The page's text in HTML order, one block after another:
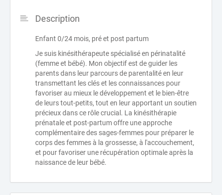
Description
Enfant 0/24 mois, pré et post partum
Je suis kinésithérapeute spécialisé en périnatalité
(femme et bébé). Mon objectif est de guider les
parents dans leur parcours de parentalité en leur
transmettant les clés et les connaissances pour
favoriser au mieux le développement et le bien-être
de leurs tout-petits, tout en leur apportant un soutien
précieux dans ce rôle crucial. La kinésithérapie
prénatale et post-partum offre une approche
complémentaire des sages-femmes pour préparer le
corps des femmes à la grossesse, à l'accouchement,
et pour favoriser une récupération optimale après la
naissance de leur bébé.